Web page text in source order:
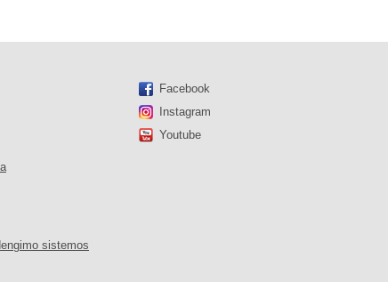
sistemos
Facebook
Instagram
Youtube